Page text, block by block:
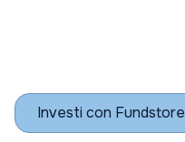
Investi con Fundstore